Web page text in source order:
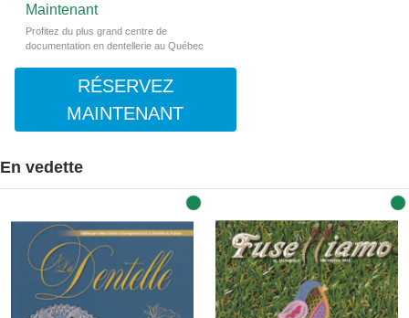
Maintenant
Profitez du plus grand centre de
documentation en dentellerie au Québec
RÉSERVEZ
MAINTENANT
En vedette